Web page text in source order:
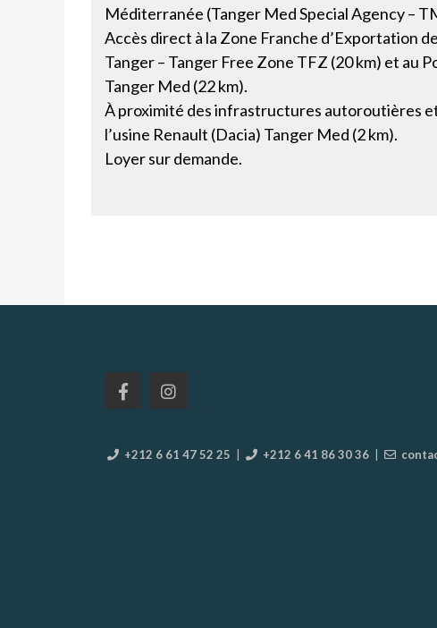
Méditerranée (Tanger Med Special Agency –
Accès direct à la Zone Franche d’Exportation de
Tanger – Tanger Free Zone TFZ (20 km) et au
Tanger Med (22 km).
À proximité des infrastructures autoroutières
l’usine Renault (Dacia) Tanger Med (2 km).
Loyer sur demande.
+212 6 61 47 52 25 +212 6 41 86 30 36